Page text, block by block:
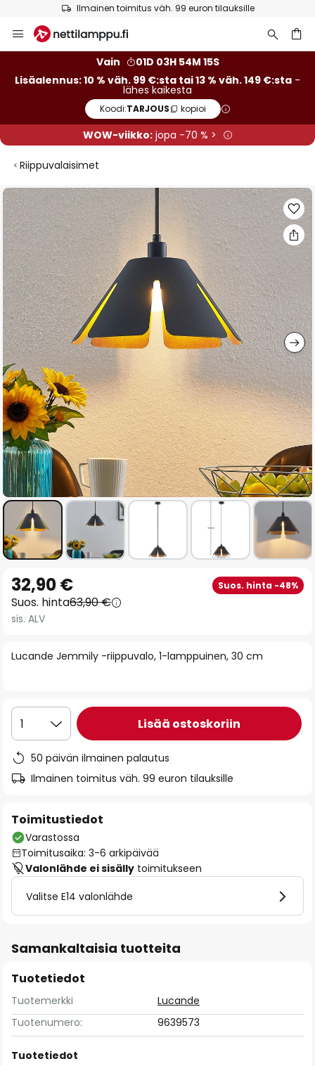
Ilmainen toimitus väh. 99 euron tilauksille
to
Vain
01D 03H 54M 14S
Lisäalennus: 10 % väh. 99 €:sta tai 13 % väh. 149 €:sta -
lähes kaikesta
Koodi:TARJOUS kopioi
WOW-viikko:jopa -70 % >
Riippuvalaisimet
Skip
to
the
end
of
the
images
gallery
to
the
beginning
the
Lucande Jemmily -riippuvalo, 1-lamppuinen, 30 cm
32,90 € Suos. hinta -48%
Suos. hinta63,90 €
sis. ALV
1 Lisää ostoskoriin
50 päivän ilmainen palautus
Ilmainen toimitus väh. 99 euron tilauksille
Toimitustiedot
Varastossa
Toimitusaika: 3-6 arkipäivää
Valonlähde ei sisälly toimitukseen
Valitse E14 valonlähde
Samankaltaisia tuotteita
Tuotetiedot
Tuotemerkki
Lucande
Tuotenumero:
9639573
Tuotetiedot